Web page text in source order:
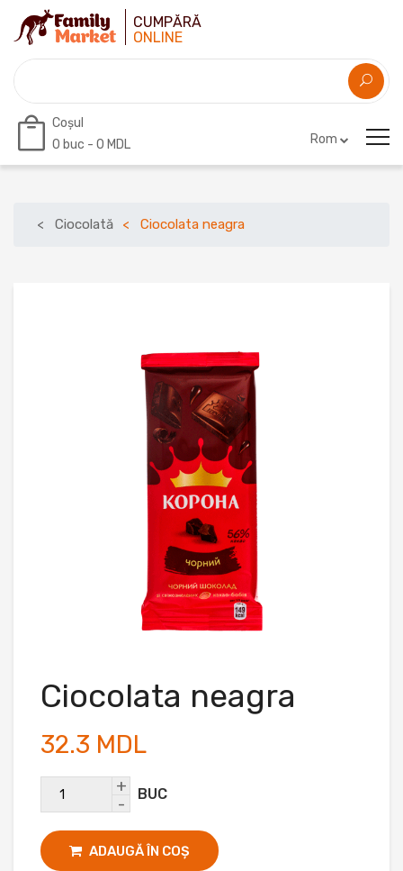
CUMPĂRĂ
ONLINE
Coșul
0 buc - 0 MDL Rom
Ciocolată Ciocolata neagra
Ciocolata neagra
32.3 MDL
+
-
BUC
ADAUGĂ ÎN COȘ